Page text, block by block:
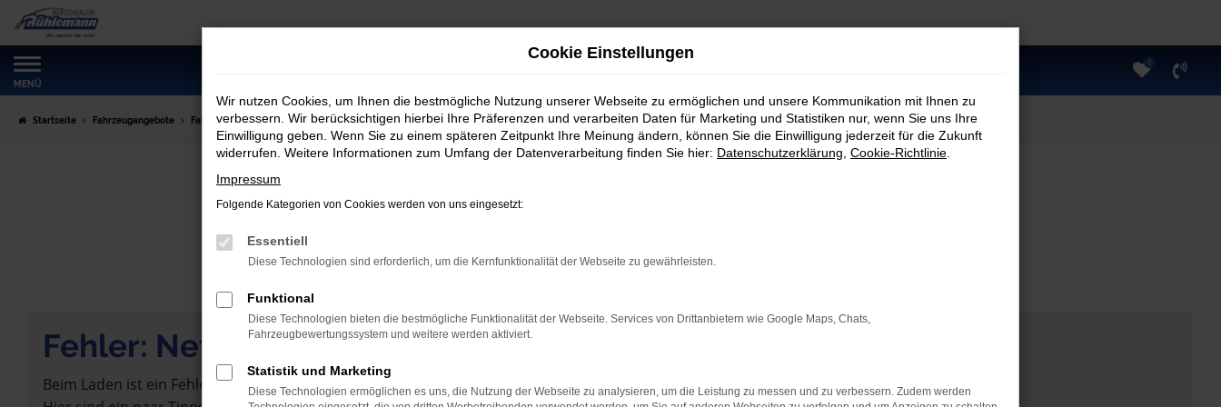
Zum
Hauptinhalt
springen
MENÜ
0
Startseite Fahrzeugangebote Fahrzeugmarkt
Fahrzeugmarkt
Fehler: Network Error
Beim Laden ist ein Fehler aufgetreten.
Cookie Einstellungen
Wir nutzen Cookies, um Ihnen die bestmögliche Nutzung unserer Webseite zu ermöglichen und unsere Kommunikation mit Ihnen zu
verbessern. Wir berücksichtigen hierbei Ihre Präferenzen und verarbeiten Daten für Marketing und Statistiken nur, wenn Sie uns Ihre
Einwilligung geben. Wenn Sie zu einem späteren Zeitpunkt Ihre Meinung ändern, können Sie die Einwilligung jederzeit für die Zukunft
widerrufen. Weitere Informationen zum Umfang der Datenverarbeitung finden Sie hier: Datenschutzerklärung Cookie-Richtlinie
Impressum
Folgende Kategorien von Cookies werden von uns eingesetzt:
Essentiell
Diese Technologien sind erforderlich, um die Kernfunktionalität der Webseite zu gewährleisten.
Funktional
Diese Technologien bieten die bestmögliche Funktionalität der Webseite. Services von Drittanbietern wie Google Maps, Chats,
Fahrzeugbewertungssystem und weitere werden aktiviert.
Statistik und Marketing
Diese Technologien ermöglichen es uns, die Nutzung der Webseite zu analysieren, um die Leistung zu messen und zu verbessern. Zudem werden